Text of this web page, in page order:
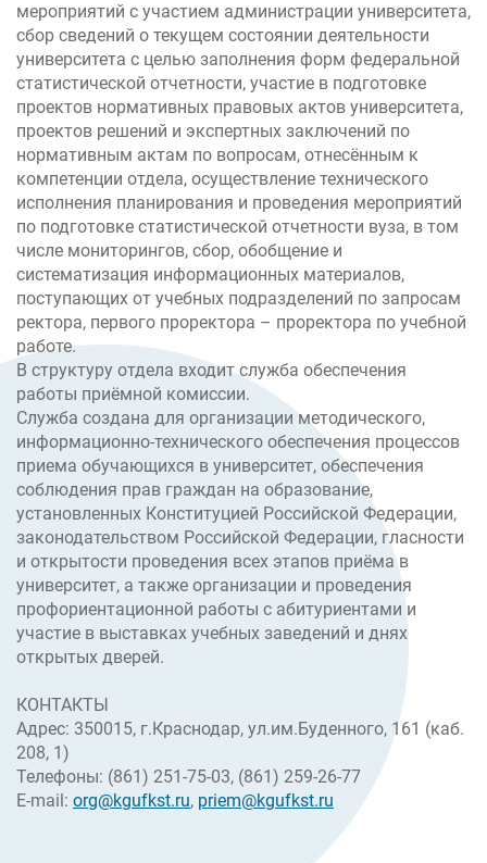
мероприятий с участием администрации университета,
сбор сведений о текущем состоянии деятельности
университета с целью заполнения форм федеральной
статистической отчетности, участие в подготовке
проектов нормативных правовых актов университета,
проектов решений и экспертных заключений по
нормативным актам по вопросам, отнесённым к
компетенции отдела, осуществление технического
исполнения планирования и проведения мероприятий
по подготовке статистической отчетности вуза, в том
числе мониторингов, сбор, обобщение и
систематизация информационных материалов,
поступающих от учебных подразделений по запросам
ректора, первого проректора – проректора по учебной
работе.
В структуру отдела входит служба обеспечения
работы приёмной комиссии.
Служба создана для организации методического,
информационно-технического обеспечения процессов
приема обучающихся в университет, обеспечения
соблюдения прав граждан на образование,
установленных Конституцией Российской Федерации,
законодательством Российской Федерации, гласности
и открытости проведения всех этапов приёма в
университет, а также организации и проведения
профориентационной работы с абитуриентами и
участие в выставках учебных заведений и днях
открытых дверей.
КОНТАКТЫ
Адрес: 350015, г.Краснодар, ул.им.Буденного, 161 (каб.
208, 1)
Телефоны: (861) 251-75-03, (861) 259-26-77
E-mail: org@kgufkst.ru, priem@kgufkst.ru